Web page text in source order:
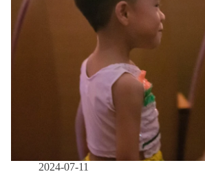
2024-07-11